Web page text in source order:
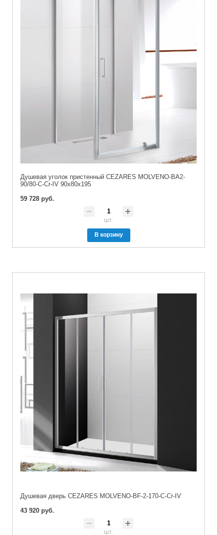
Душевая уголок пристенный CEZARES MOLVENO-BA2-
90/80-C-Cr-IV 90x80x195
59 728 руб.
шт.
В корзину
Душевая дверь CEZARES MOLVENO-BF-2-170-C-Cr-IV
43 920 руб.
шт.